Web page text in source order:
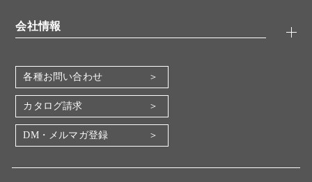
機器・消耗品
会社情報
会社概要
地図・アクセス（本社）
IR情報
電子公告
各種お問い合わせ
カタログ請求
DM・メルマガ登録